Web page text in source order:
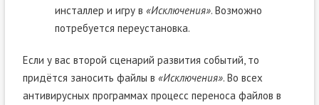
инсталлер и игру в «Исключения». Возможно
потребуется переустановка.
Если у вас второй сценарий развития событий, то
придётся заносить файлы в «Исключения». Во всех
антивирусных программах процесс переноса файлов в